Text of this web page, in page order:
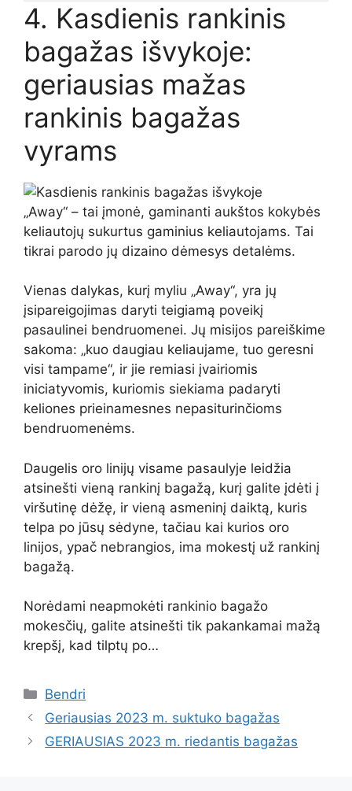
4. Kasdienis rankinis
bagažas išvykoje:
geriausias mažas
rankinis bagažas
vyrams
„Away“ – tai įmonė, gaminanti aukštos kokybės
keliautojų sukurtus gaminius keliautojams. Tai
tikrai parodo jų dizaino dėmesys detalėms.
Vienas dalykas, kurį myliu „Away“, yra jų
įsipareigojimas daryti teigiamą poveikį
pasaulinei bendruomenei. Jų misijos pareiškime
sakoma: „kuo daugiau keliaujame, tuo geresni
visi tampame“, ir jie remiasi įvairiomis
iniciatyvomis, kuriomis siekiama padaryti
keliones prieinamesnes nepasiturinčioms
bendruomenėms.
Daugelis oro linijų visame pasaulyje leidžia
atsinešti vieną rankinį bagažą, kurį galite įdėti į
viršutinę dėžę, ir vieną asmeninį daiktą, kuris
telpa po jūsų sėdyne, tačiau kai kurios oro
linijos, ypač nebrangios, ima mokestį už rankinį
bagažą.
Norėdami neapmokėti rankinio bagažo
mokesčių, galite atsinešti tik pakankamai mažą
krepšį, kad tilptų po…
Kategorijos
Bendri
Geriausias 2023 m. suktuko bagažas
GERIAUSIAS 2023 m. riedantis bagažas